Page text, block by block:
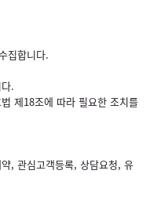
집합니다.
.
제18조에 따라 필요한 조치를
, 관심고객등록, 상담요청, 유